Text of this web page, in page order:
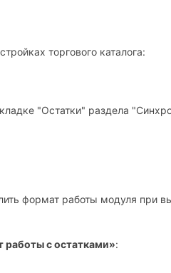
торгового каталога:
"Остатки" раздела
формат работы модуля при
работы с остатками»: